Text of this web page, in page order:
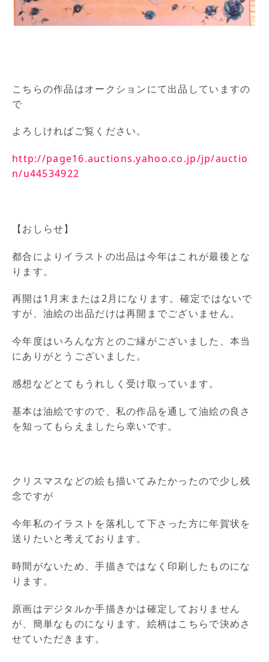
こちらの作品はオークションにて出品していますの
で
よろしければご覧ください。
http://page16.auctions.yahoo.co.jp/jp/auctio
n/u44534922
【おしらせ】
都合によりイラストの出品は今年はこれが最後とな
ります。
再開は1月末または2月になります。確定ではないで
すが、油絵の出品だけは再開までございません。
今年度はいろんな方とのご縁がございました、本当
にありがとうございました。
感想などとてもうれしく受け取っています。
基本は油絵ですので、私の作品を通して油絵の良さ
を知ってもらえましたら幸いです。
クリスマスなどの絵も描いてみたかったので少し残
念ですが
今年私のイラストを落札して下さった方に年賀状を
送りたいと考えております。
時間がないため、手描きではなく印刷したものにな
ります。
原画はデジタルか手描きかは確定しておりません
が、簡単なものになります。絵柄はこちらで決めさ
せていただきます。